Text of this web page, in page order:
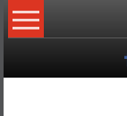
Skip
to